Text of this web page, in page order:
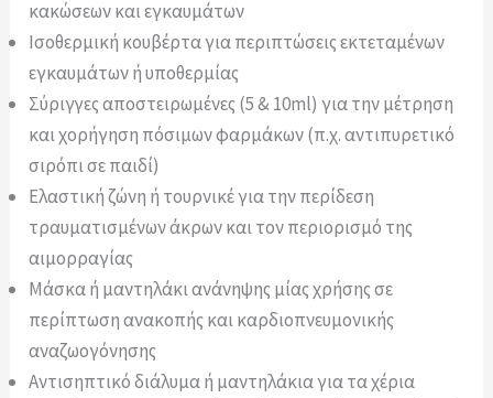
κακώσεων και εγκαυμάτων
Ισοθερμική κουβέρτα για περιπτώσεις εκτεταμένων
εγκαυμάτων ή υποθερμίας
Σύριγγες αποστειρωμένες (5 & 10ml) για την μέτρηση
και χορήγηση πόσιμων φαρμάκων (π.χ. αντιπυρετικό
σιρόπι σε παιδί)
Ελαστική ζώνη ή τουρνικέ για την περίδεση
τραυματισμένων άκρων και τον περιορισμό της
αιμορραγίας
Μάσκα ή μαντηλάκι ανάνηψης μίας χρήσης σε
περίπτωση ανακοπής και καρδιοπνευμονικής
αναζωογόνησης
Αντισηπτικό διάλυμα ή μαντηλάκια για τα χέρια